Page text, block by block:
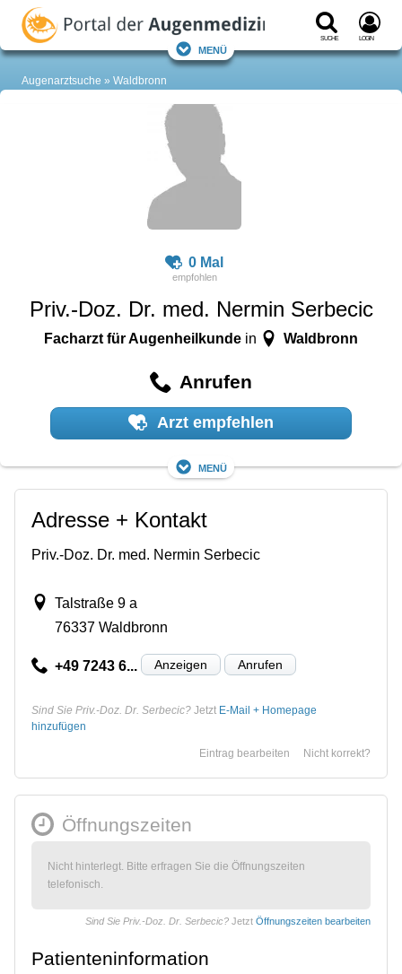
Suche Login
Menü
Augenarztsuche Waldbronn
0 Mal
Priv.-Doz. Dr. med. Nermin Serbecic
Facharzt für Augenheilkunde in Waldbronn
Anrufen
Arzt empfehlen
Menü
Adresse + Kontakt
Priv.-Doz. Dr. med. Nermin Serbecic
Talstraße 9 a
76337 Waldbronn
+49 7243 6... Anzeigen Anrufen
Sind Sie Priv.-Doz. Dr. Serbecic? Jetzt E-Mail + Homepage
hinzufügen
Nicht korrekt?
Eintrag bearbeiten
Öffnungszeiten
Nicht hinterlegt. Bitte erfragen Sie die Öffnungszeiten
telefonisch.
Sind Sie Priv.-Doz. Dr. Serbecic? Jetzt Öffnungszeiten bearbeiten
Patienteninformation